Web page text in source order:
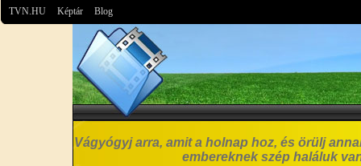
TVN.HU Képtár Blog
Vágyógyj arra, amit a holnap hoz, és örülj
embereknek szép haláluk